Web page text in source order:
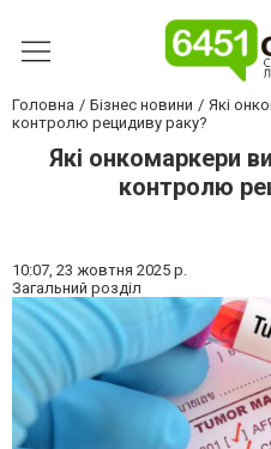
Головна Бізнес новини
Які
контролю рецидиву раку?
Які онкомаркери
контролю
10:07, 23 жовтня 2025 р.
Загальний розділ